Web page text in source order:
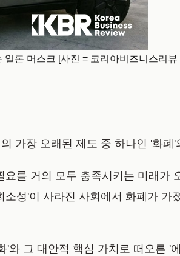
론 머스크 [사진 = 코리아비즈니스리뷰
가장 오래된 제도 중 하나인 '화
를 거의 모두 충족시키는 미래
성'이 사라진 사회에서 화폐가
와 그 대안적 핵심 가치로 떠오른 '